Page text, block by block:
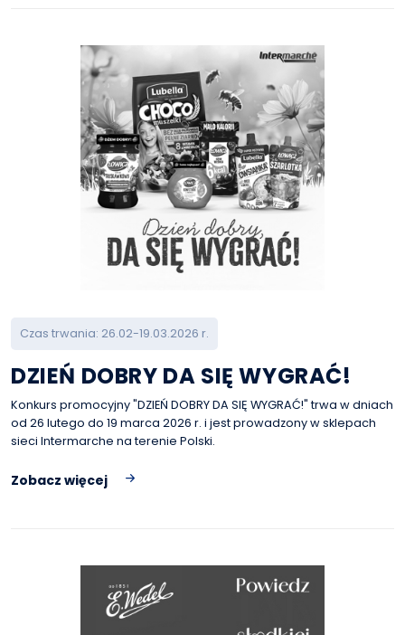
Czas trwania: 26.02-19.03.2026 r.
DZIEŃ DOBRY DA SIĘ WYGRAĆ!
Konkurs promocyjny "DZIEŃ DOBRY DA SIĘ WYGRAĆ!" trwa w dniach
od 26 lutego do 19 marca 2026 r. i jest prowadzony w sklepach
sieci Intermarche na terenie Polski.
Zobacz więcej